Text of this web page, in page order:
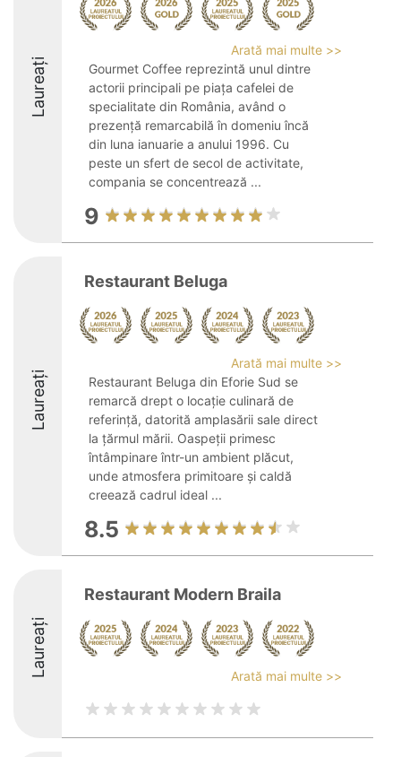
Laureați
Arată mai multe >>
Gourmet Coffee reprezintă unul dintre
actorii principali pe piața cafelei de
specialitate din România, având o
prezență remarcabilă în domeniu încă
din luna ianuarie a anului 1996. Cu
peste un sfert de secol de activitate,
compania se concentrează ...
9
Laureați
Restaurant Beluga
Arată mai multe >>
Restaurant Beluga din Eforie Sud se
remarcă drept o locație culinară de
referință, datorită amplasării sale direct
la țărmul mării. Oaspeții primesc
întâmpinare într-un ambient plăcut,
unde atmosfera primitoare și caldă
creează cadrul ideal ...
8.5
Laureați
Restaurant Modern Braila
Arată mai multe >>